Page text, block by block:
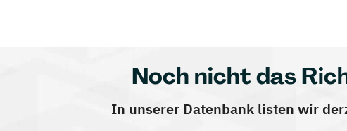
Noch nicht das
In unserer Datenbank listen wir